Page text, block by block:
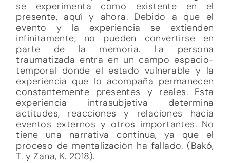
se experimenta como existente en el
presente, aquí y ahora. Debido a que el
evento y la experiencia se extienden
infinitamente, no pueden convertirse en
parte de la memoria. La persona
traumatizada entra en un campo espacio-
temporal donde el estado vulnerable y la
experiencia que lo acompaña permanecen
constantemente presentes y reales. Esta
experiencia intrasubjetiva determina
actitudes, reacciones y relaciones hacia
eventos externos y otros importantes. No
tiene una narrativa continua, ya que el
proceso de mentalización ha fallado. (Bakó,
T. y Zana, K. 2018).